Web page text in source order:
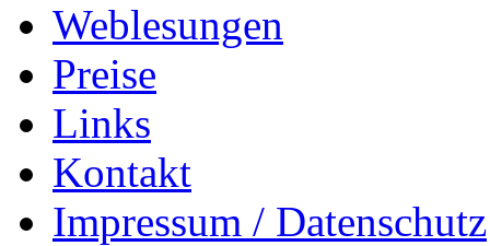
Weblesungen
Preise
Links
Kontakt
Impressum / Datenschutz